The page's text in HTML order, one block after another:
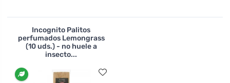
Incognito Palitos
perfumados Lemongrass
(10 uds.) - no huele a
insecto...